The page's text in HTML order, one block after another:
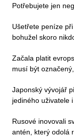
Potřebujete jen
Ušetřete peníze
bohužel skoro
Začala platit
musí být
Japonský vývojář
jediného uživatele
Rusové inovovali
antén, který odolá